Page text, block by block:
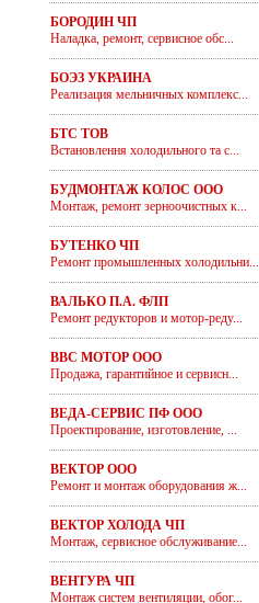
БОРОДИН ЧП
Наладка, ремонт, сервисное обс...
БОЭЗ УКРАИНА
Реализация мельничных комплекс...
БТС ТОВ
Встановлення холодильного та с...
БУДМОНТАЖ КОЛОС ООО
Монтаж, ремонт зерноочистных к...
БУТЕНКО ЧП
Ремонт промышленных холодильни...
ВАЛЬКО П.А. ФЛП
Ремонт редукторов и мотор-реду...
ВВС МОТОР ООО
Продажа, гарантийное и сервисн...
ВЕДА-СЕРВИС ПФ ООО
Проектирование, изготовление, ...
ВЕКТОР ООО
Ремонт и монтаж оборудования ж...
ВЕКТОР ХОЛОДА ЧП
Монтаж, сервисное обслуживание...
ВЕНТУРА ЧП
Монтаж систем вентиляции, обог...